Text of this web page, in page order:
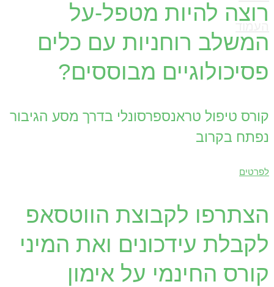
רוצה להיות מטפל-על
המשלב רוחניות עם כלים
פסיכולוגיים מבוססים?
קורס טיפול טראנספרסונלי בדרך מסע הגיבור
נפתח בקרוב
לפרטים
הצתרפו לקבוצת הווטסאפ
לקבלת עידכונים ואת המיני
קורס החינמי על אימון